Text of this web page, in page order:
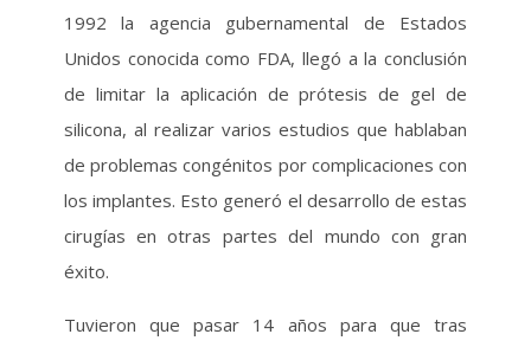
1992 la agencia gubernamental de Estados
Unidos conocida como FDA, llegó a la conclusión
de limitar la aplicación de prótesis de gel de
silicona, al realizar varios estudios que hablaban
de problemas congénitos por complicaciones con
los implantes. Esto generó el desarrollo de estas
cirugías en otras partes del mundo con gran
éxito.
Tuvieron que pasar 14 años para que tras